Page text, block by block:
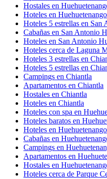
Hostales en
Hoteles en Huehuetenango
Hoteles 5 estrellas en San
Cabañas en San Antonio
Hoteles en San Antonio
Hoteles cerca de Laguna
Hoteles 3 estrellas en
Hoteles 5 estrellas en
Campings en Chiantla
Apartamentos en Chiantla
Hostales en Chiantla
Hoteles en Chiantla
Hoteles con spa en
Hoteles baratos en
Hoteles en Huehuetenango
Cabañas en
Campings en
Apartamentos en
Hostales en
Hoteles cerca de Parque